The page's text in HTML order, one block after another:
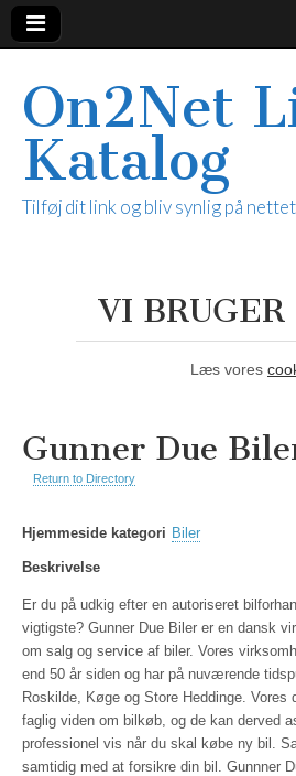
On2Net
Katalog
Tilføj dit link og bliv synlig på nettet
VI BRUGER
Læs vores
Gunner Due
Return to Directory
Hjemmeside kategori Biler
Beskrivelse
Er du på udkig efter en autoriseret
vigtigste? Gunner Due Biler er en dansk
om salg og service af biler. Vores
end 50 år siden og har på nuværende
Roskilde, Køge og Store Heddinge.
faglig viden om bilkøb, og de kan derved
professionel vis når du skal købe ny bil.
samtidig med at forsikre din bil. Gunnner